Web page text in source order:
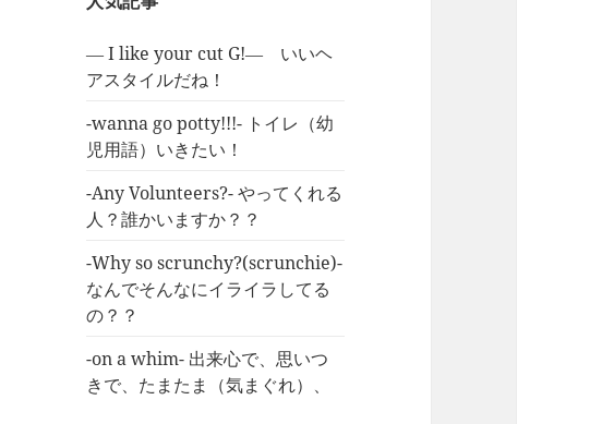
― I like your cut G!― いいヘ
アスタイルだね！
-wanna go potty!!!- トイレ（幼
児用語）いきたい！
-Any Volunteers?- やってくれる
人？誰かいますか？？
-Why so scrunchy?(scrunchie)-
なんでそんなにイライラしてる
の？？
-on a whim- 出来心で、思いつ
きで、たまたま（気まぐれ）、